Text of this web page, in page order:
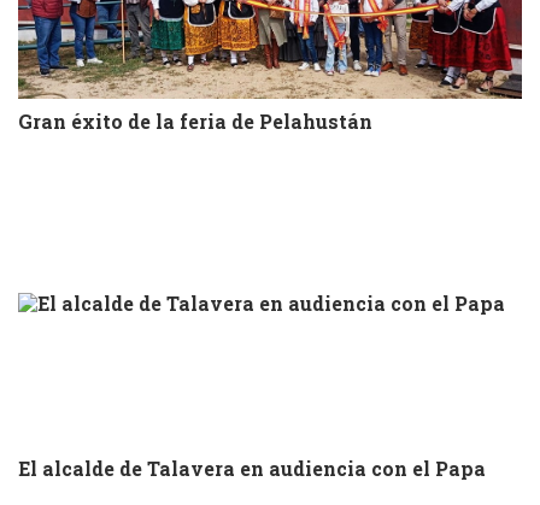
Gran éxito de la feria de Pelahustán
El alcalde de Talavera en audiencia con el Papa